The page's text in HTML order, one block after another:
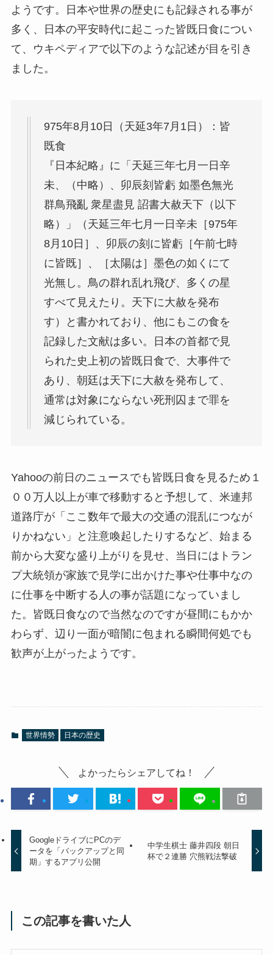
ようです。日本や世界の歴史にも記録される事が
多く、日本の平安時代に起こった皆既日食につい
て、ウキペディアで以下のような記述が目を引き
ました。
975年8月10日（天延3年7月1日）：皆
既食
『日本紀略』に「天延三年七月一日辛
未、（中略）、卯辰刻皆虧 如墨色無光
群鳥飛亂 衆星盡見 詔書大赦天下（以下
略）」（天延三年七月一日辛未［975年
8月10日］、卯辰の刻に皆虧［午前七時
に皆既］、［太陽は］墨色の如くにて
光無し。鳥の群れ乱れ飛び、多くの星
すべて見えたり。天下に大赦を発布
す）と書かれており、他にもこの食を
記録した文献は多い。日本の首都で見
られた史上初の皆既日食で、大事件で
あり、朝廷は天下に大赦を発布して、
通常は対象にならない死刑囚まで罪を
減じられている。
Yahooの前日のニュースでも皆既日食を見るため１
００万人以上が車で移動すると予想して、米連邦
道路庁が「ここ数年で最大の交通の混乱につなが
りかねない」と注意喚起したりするなど、始まる
前から大変な盛り上がりを見せ、当日にはトラン
プ大統領が家族で見学に出かけた事や仕事中なの
に仕事を中断する人の事が話題になっていまし
た。皆既日食なので当然なのですが昼間にもかか
わらず、辺り一面が暗闇に包まれる瞬間何処でも
歓声が上がったようです。
世界情勢 日本の歴史
よかったらシェアしてね！
GoogleドライブにPCのデ
ータを「バックアップと同
期」するアプリ公開
中学生棋士 藤井四段 朝日
杯で２連勝 穴熊戦法撃破
この記事を書いた人